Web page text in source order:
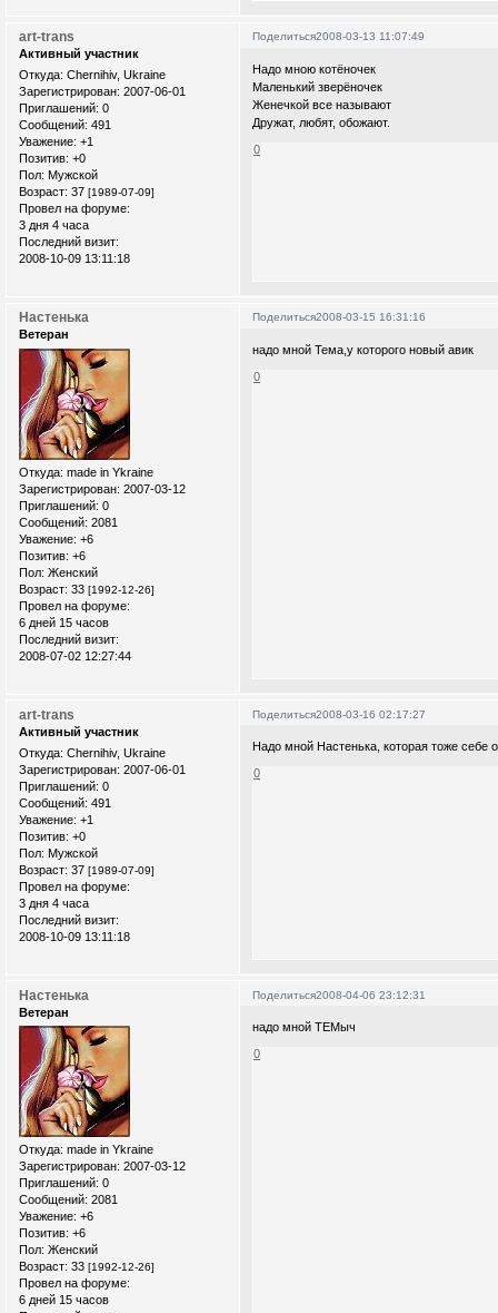
Поделиться2008-03-13 11:07:49
art-trans
Активный участник
Откуда: Chernihiv, Ukraine
Зарегистрирован: 2007-06-01
Приглашений: 0
Сообщений: 491
Уважение: +1
Позитив: +0
Пол: Мужской
Возраст: 37 [1989-07-09]
Провел на форуме:
3 дня 4 часа
Последний визит:
2008-10-09 13:11:18
Надо мною котёночек
Маленький зверёночек
Женечкой все называют
Дружат, любят, обожают.
0
Поделиться2008-03-15 16:31:16
Настенька
Ветеран
Откуда: made in Ykraine
Зарегистрирован: 2007-03-12
Приглашений: 0
Сообщений: 2081
Уважение: +6
Позитив: +6
Пол: Женский
Возраст: 33 [1992-12-26]
Провел на форуме:
6 дней 15 часов
Последний визит:
2008-07-02 12:27:44
надо мной Тема,у которого новый авик
0
Поделиться2008-03-16 02:17:27
art-trans
Активный участник
Откуда: Chernihiv, Ukraine
Зарегистрирован: 2007-06-01
Приглашений: 0
Сообщений: 491
Уважение: +1
Позитив: +0
Пол: Мужской
Возраст: 37 [1989-07-09]
Провел на форуме:
3 дня 4 часа
Последний визит:
2008-10-09 13:11:18
Надо мной Настенька, которая тоже себе
0
Поделиться2008-04-06 23:12:31
Настенька
Ветеран
Откуда: made in Ykraine
Зарегистрирован: 2007-03-12
Приглашений: 0
Сообщений: 2081
Уважение: +6
Позитив: +6
Пол: Женский
Возраст: 33 [1992-12-26]
Провел на форуме:
6 дней 15 часов
надо мной ТЕМыч
0